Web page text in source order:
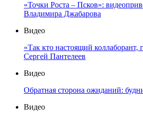
«Точки Роста – Псков»:
Владимира Джабарова
Видео
«Так кто настоящий
Сергей Пантелеев
Видео
Обратная сторона ожиданий:
Видео